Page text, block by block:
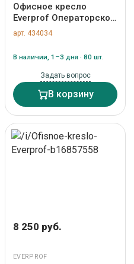
Офисное кресло
Everprof Операторское
кресло Everprof EP-300
Экокожа Серый арт.
арт. 434034
В наличии, 1–3 дня · 80 шт.
Задать вопрос
В корзину
8 250 руб.
EVERPROF